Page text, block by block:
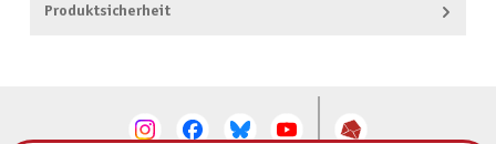
Produktsicherheit